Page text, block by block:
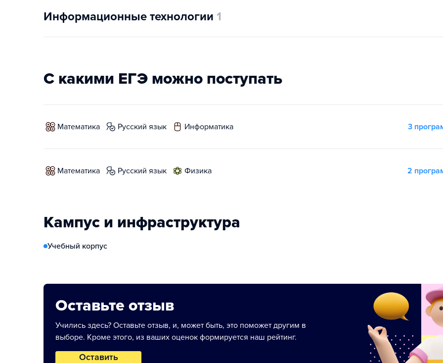
Информационные технологии 1
С какими ЕГЭ можно поступать
математика русский язык информатика 3
математика русский язык физика 2
Кампус и инфраструктура
Учебный корпус
Оставьте отзыв
Учились здесь? Оставьте отзыв, и, может быть, это поможет другим в
выборе. Кроме этого, из ваших оценок формируется наш рейтинг.
Оставить